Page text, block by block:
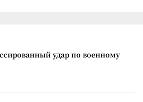
удар по военному